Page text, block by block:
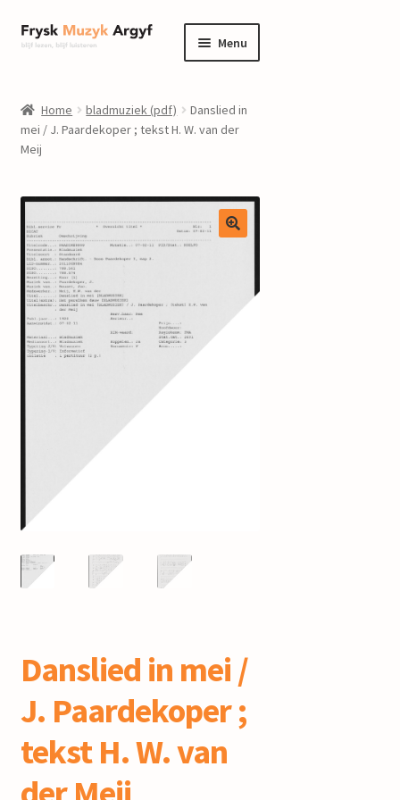
Ga
door
navigatie
Ga
naar
inhoud
Menu
informatie
Submenu
uitvouwen
Componisten
nieuws
events
Home bladmuziek (pdf)
Danslied in
mei / J. Paardekoper ; tekst H. W. van der
Meij
Danslied in mei /
J. Paardekoper ;
tekst H. W. van